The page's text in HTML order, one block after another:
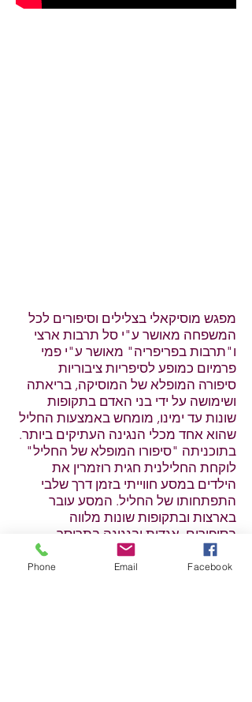
מפגש מוסיקאלי בצלילים וסיפורים לכל
המשפחה מאושר ע"י סל תרבות ארצי
ו"תרבות בפריפריה" מאושר ע"י פמי
פרמיום כמופע לסיפריות ציבוריות
סיפורה המופלא של המוסיקה, בריאתה
ושימושה על ידי בני האדם בתקופות
שונות עד ימינו, מומחש באמצעות החליל
שהוא אחד מכלי הנגינה העתיקים ביותר.
בתוכניתה "סיפורו המופלא של החליל"
לוקחת החלילנית חגית רוזמרין את
הילדים במסע חווייתי בזמן דרך שלבי
התפתחותו של החליל. המסע עובר
בארצות ובתקופות שונות מלווה
בסיפורים, אגדות ובנגינה בתריסר
חלילים שונים מרחבי העולם.
הוא מתחיל כקנה הצומח על שפת הנחל,
Phone Email Facebook